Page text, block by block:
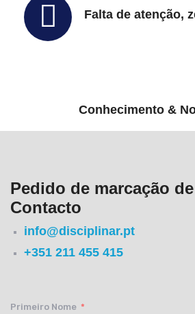
Falta de atenção,
Conhecimento &
Pedido de marcação
Contacto
info@disciplinar.pt
+351 211 455 415
Primeiro Nome